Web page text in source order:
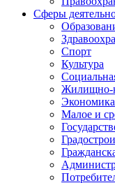
Сферы
Спорт
Культура
Жилищно-
Экономика
Малое и